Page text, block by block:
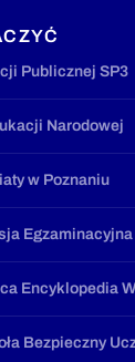
Publicznej SP3
Narodowej
w Poznaniu
Encyklopedia
Bezpieczny